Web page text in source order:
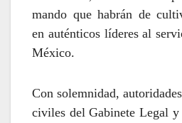
mando que habrán de
en auténticos líderes al
México.
Con solemnidad,
civiles del Gabinete Legal